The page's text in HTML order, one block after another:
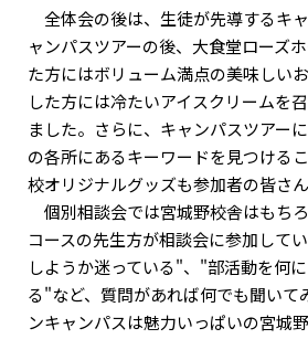
全体会の後は、生徒が先導するキ
ャンパスツアーの後、大食堂ローズ
た方にはボリューム満点の美味しい
した方には冷たいアイスクリームを
ました。さらに、キャンパスツアー
の各所にあるキーワードを見つける
校オリジナルグッズも参加者の皆さん
個別相談会では宮城野校舎はもち
コースの先生方が相談会に参加して
しようか迷っている"、"部活動を何
る"など、質問があれば何でも聞いて
ンキャンパスは魅力いっぱいの宮城